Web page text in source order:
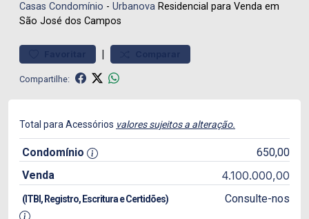
Casas Condomínio - Urbanova Residencial para Venda em
São José dos Campos
|
Compartilhe:
Total para Acessórios valores sujeitos a alteração.
Condomínio
650,00
Venda
4.100.000,00
(ITBI, Registro, Escritura e Certidões) Consulte-nos